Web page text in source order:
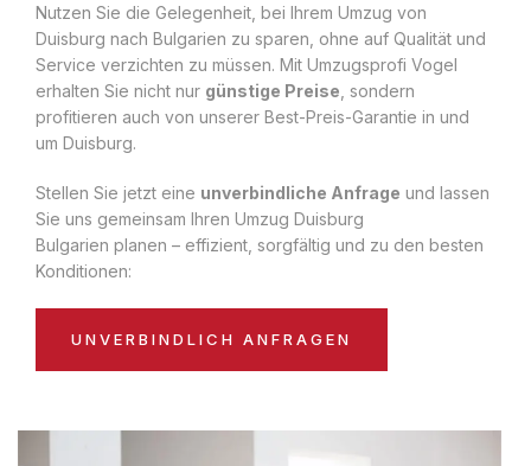
Nutzen Sie die Gelegenheit, bei Ihrem Umzug von
Duisburg nach Bulgarien zu sparen, ohne auf Qualität und
Service verzichten zu müssen. Mit Umzugsprofi Vogel
erhalten Sie nicht nur günstige Preise , sondern
profitieren auch von unserer Best-Preis-Garantie in und
um Duisburg.
Stellen Sie jetzt eine unverbindliche Anfrage und lassen
Sie uns gemeinsam Ihren Umzug Duisburg
Bulgarien planen – effizient, sorgfältig und zu den besten
Konditionen:
UNVERBINDLICH ANFRAGEN